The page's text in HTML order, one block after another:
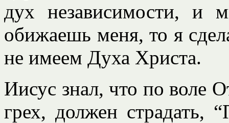
дух независимости, и
обижаешь меня, то я
не имеем Духа Христа.
Иисус знал, что по воле
грех, должен страдать,